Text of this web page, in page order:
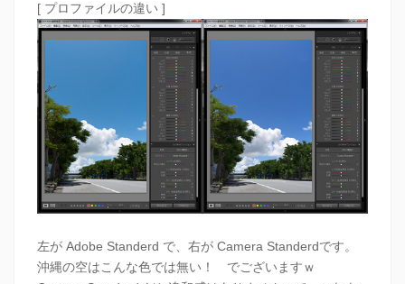
[ プロファイルの違い ]
左が Adobe Standerd で、右が Camera Standerdです。
沖縄の空はこんな色では無い！ でございますｗ